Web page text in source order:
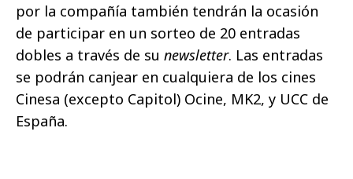
por la compañía también tendrán la ocasión
de participar en un sorteo de 20 entradas
dobles a través de su newsletter. Las entradas
se podrán canjear en cualquiera de los cines
Cinesa (excepto Capitol) Ocine, MK2, y UCC de
España.